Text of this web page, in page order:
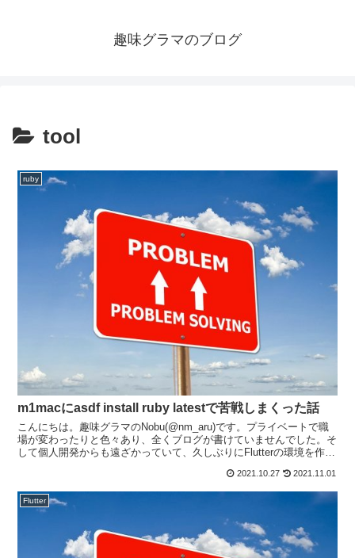
趣味グラマのブログ
tool
ruby
m1macにasdf install ruby latestで苦戦しまくった話
こんにちは。趣味グラマのNobu(@nm_aru)です。プライベートで職
場が変わったりと色々あり、全くブログが書けていませんでした。そ
して個人開発からも遠ざかっていて、久しぶりにFlutterの環境を作ろ
2021.10.27 2021.11.01
Flutter